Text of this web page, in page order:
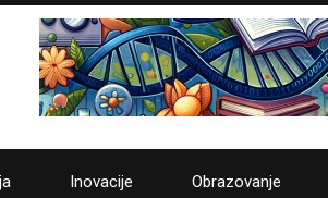
Inovacije Obrazovanje